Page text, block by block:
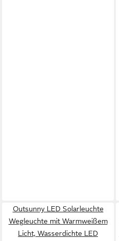
Outsunny LED Solarleuchte
Wegleuchte mit Warmweißem
Licht, Wasserdichte LED